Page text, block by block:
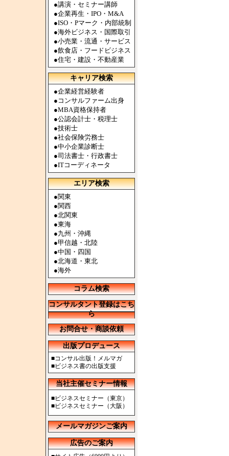
●講演・セミナー講師
●企業再生・IPO・M&A
●ISO・Pマーク・内部統制
●海外ビジネス・国際取引
●小売業・流通・サービス
●飲食店・フードビジネス
●住宅・建設・不動産業
キャリア検索
●企業経営経験者
● コンサルファーム出身
●MBA資格保持者
●公認会計士・税理士
●技術士
●社会保険労務士
●中小企業診断士
●司法書士・行政書士
●ITコーディネータ
エリア検索
●関東
●関西
●北関東
●東海
●九州・沖縄
●甲信越・北陸
●中国・四国
●北海道・東北
●海外
コラム検索
コンサルタント登録はこち
ら
お問合せ・商談依頼
出版プロデュース
■コンサル出版！メルマガ
■ビジネス書の出版支援
当社主催セミナー情報
■ビジネスセミナー（東京）
■ビジネスセミナー（大阪）
メールマガジンご案内
広告のご案内